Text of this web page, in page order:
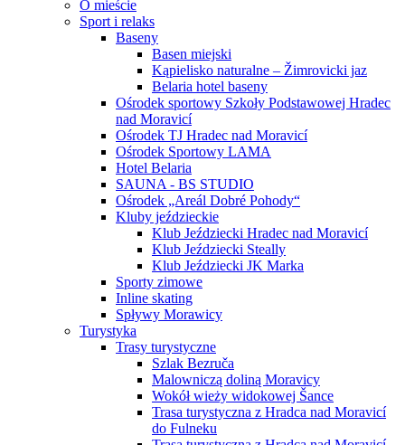
O mieście
Sport i relaks
Baseny
Basen miejski
Kąpielisko naturalne – Žimrovicki jaz
Belaria hotel baseny
Ośrodek sportowy Szkoły Podstawowej Hradec
nad Moravicí
Ośrodek TJ Hradec nad Moravicí
Ośrodek Sportowy LAMA
Hotel Belaria
SAUNA - BS STUDIO
Ośrodek „Areál Dobré Pohody“
Kluby jeździeckie
Klub Jeździecki Hradec nad Moravicí
Klub Jeździecki Steally
Klub Jeździecki JK Marka
Sporty zimowe
Inline skating
Spływy Morawicy
Turystyka
Trasy turystyczne
Szlak Bezruča
Malowniczą doliną Moravicy
Wokół wieży widokowej Šance
Trasa turystyczna z Hradca nad Moravicí
do Fulneku